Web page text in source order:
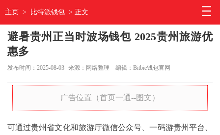
主页 > 比特派钱包 > 正文
避暑贵州正当时波场钱包 2025贵州旅游优
惠多
发布时间：2025-08-03 来源：网络整理 编辑：Bitbie钱包官网
广告位置（首页一通--图文）
可通过贵州省文化和旅游厅微信公众号、一码游贵州平台、